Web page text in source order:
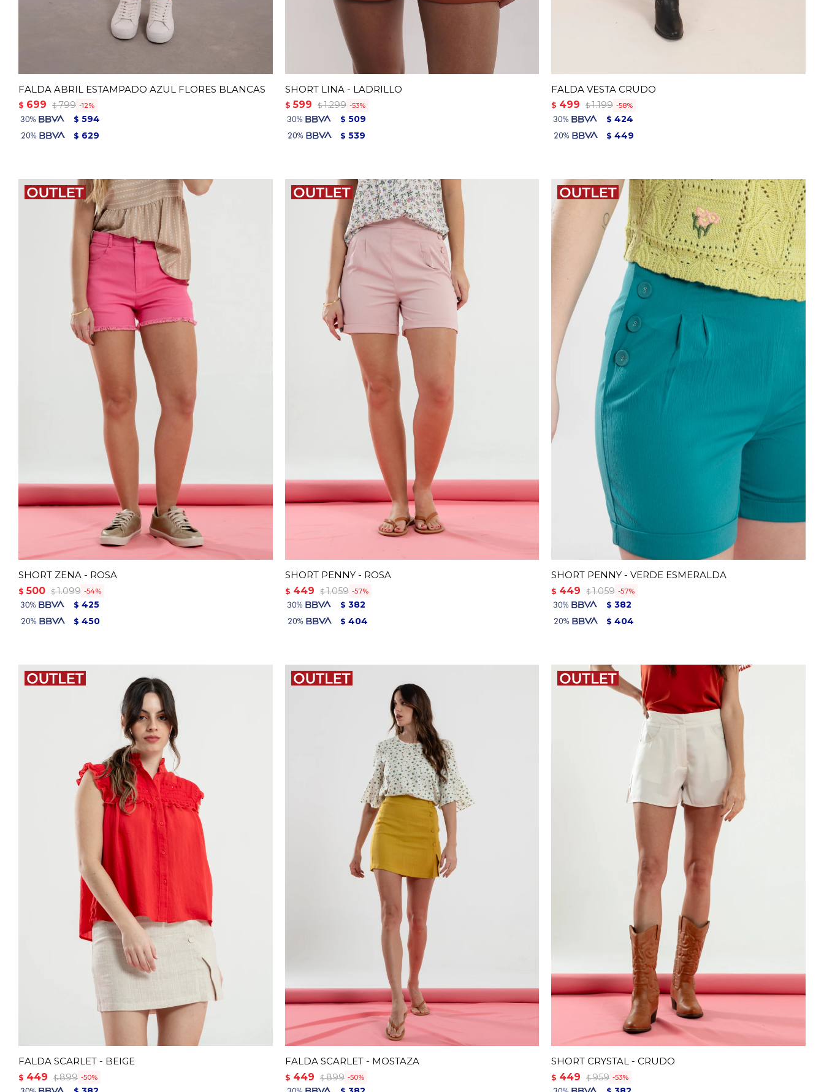
FALDA ABRIL ESTAMPADO AZUL FLORES BLANCAS
$ 699 $ 799 12
$ 594
$ 629
SHORT LINA - LADRILLO
$ 599 $ 1.299 53
$ 509
$ 539
FALDA VESTA CRUDO
$ 499 $ 1.199 58
$ 424
$ 449
SHORT ZENA - ROSA
$ 500 $ 1.099 54
$ 425
$ 450
SHORT PENNY - ROSA
$ 449 $ 1.059 57
$ 382
$ 404
SHORT PENNY - VERDE ESMERALDA
$ 449 $ 1.059 57
$ 382
$ 404
FALDA SCARLET - BEIGE
$ 449 $ 899 50
FALDA SCARLET - MOSTAZA
$ 449 $ 899 50
SHORT CRYSTAL - CRUDO
$ 449 $ 959 53